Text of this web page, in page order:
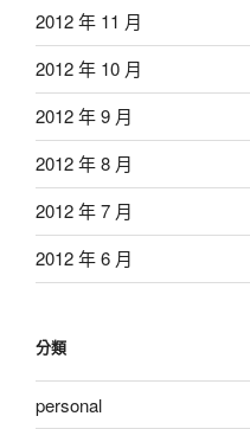
2012 年 11 月
2012 年 10 月
2012 年 9 月
2012 年 8 月
2012 年 7 月
2012 年 6 月
分類
personal